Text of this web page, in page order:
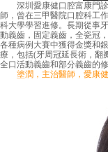
深圳愛康健口腔富康門診
師，曾在三甲醫院口腔科工
科大學學習進修。長期從事
動義齒，固定義齒，全瓷冠
各種病例大賽中獲得金獎和
療，包括(牙周冠延長術，翻
全口活動義齒和部分義齒的
塗潤，主治醫師，愛康健